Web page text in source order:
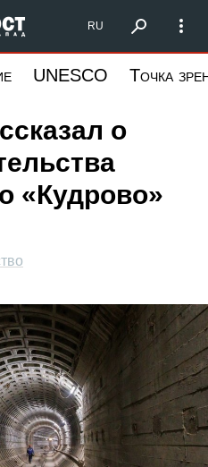
Северо-Запад
RU
UNESCO Точка
о
«Кудрово»